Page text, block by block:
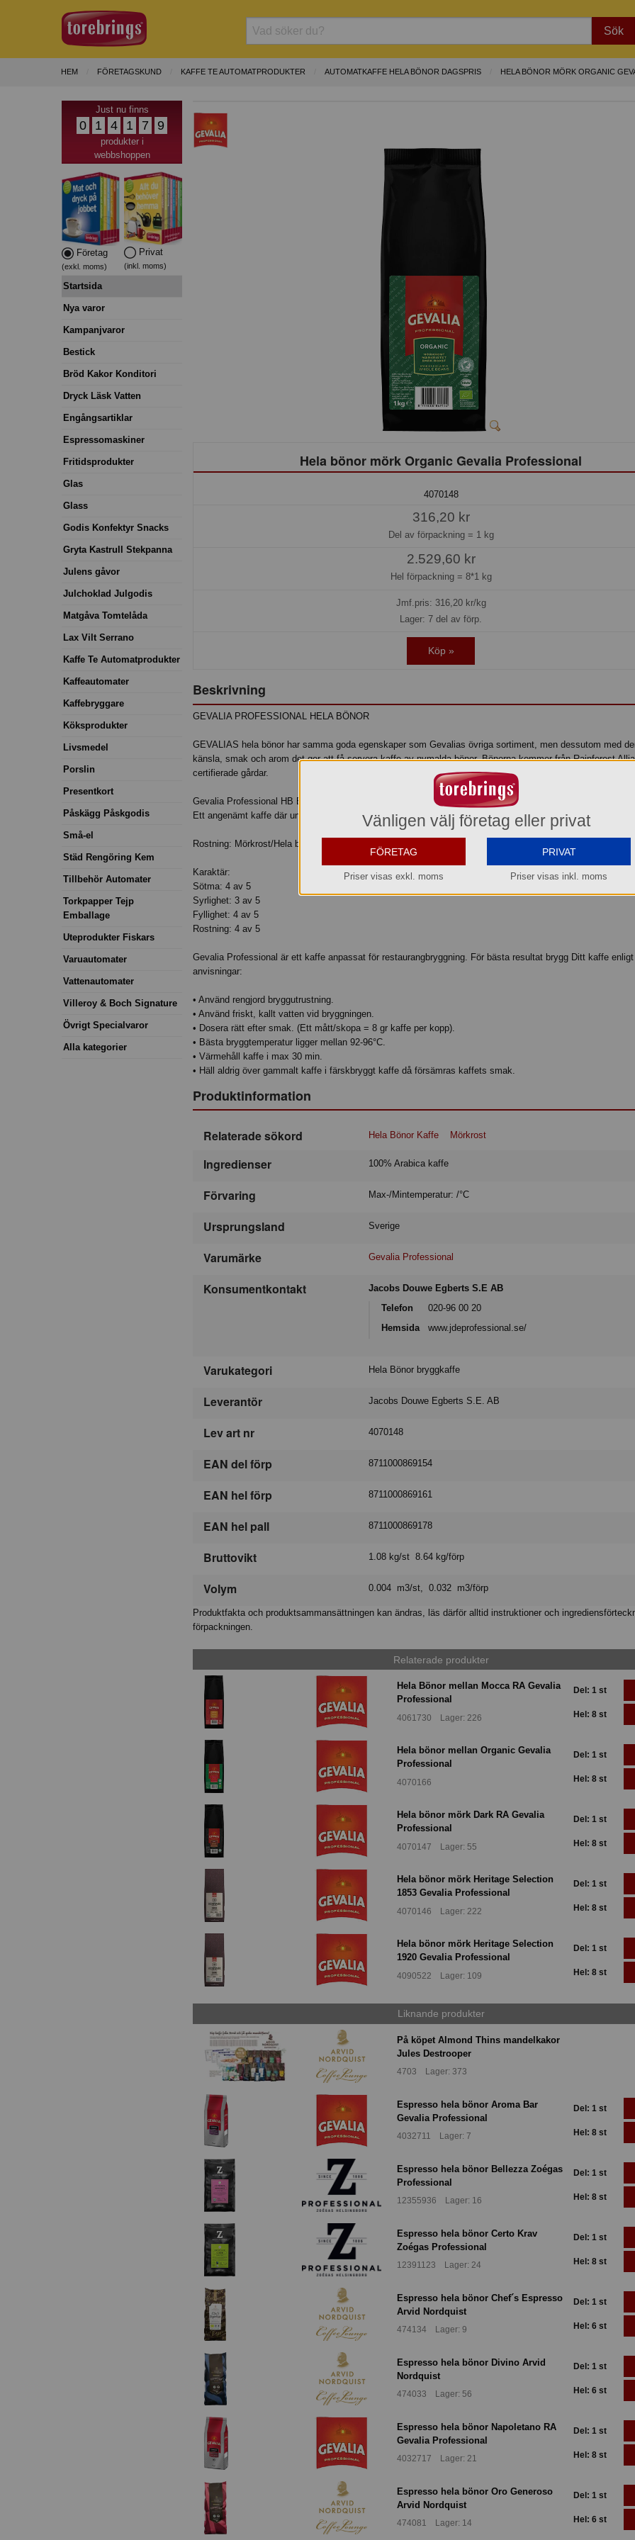
Sök
HEM FÖRETAGSKUND KAFFE TE AUTOMATPRODUKTER AUTOMATKAFFE HELA BÖNOR DAGSPRIS HELA BÖNOR MÖRK ORGANIC
Just nu finns
0 1 4 1 7 9
produkter i
webbshoppen
Företag
(exkl. moms)
Privat
(inkl. moms)
Startsida
Nya varor
Kampanjvaror
Bestick
Bröd Kakor Konditori
Dryck Läsk Vatten
Engångsartiklar
Espressomaskiner
Fritidsprodukter
Glas
Glass
Godis Konfektyr Snacks
Gryta Kastrull Stekpanna
Julens gåvor
Julchoklad Julgodis
Matgåva Tomtelåda
Lax Vilt Serrano
Kaffe Te Automatprodukter
Kaffeautomater
Kaffebryggare
Köksprodukter
Livsmedel
Porslin
Presentkort
Påskägg Påskgodis
Små-el
Städ Rengöring Kem
Tillbehör Automater
Torkpapper Tejp
Emballage
Uteprodukter Fiskars
Varuautomater
Vattenautomater
Villeroy & Boch Signature
Övrigt Specialvaror
Alla kategorier
Hela bönor mörk Organic Gevalia Professional
4070148
316,20 kr
Del av förpackning = 1 kg
2.529,60 kr
Hel förpackning = 8*1 kg
Jmf.pris: 316,20kr/kg
Lager: 7 del av förp.
Köp »
Beskrivning
GEVALIA PROFESSIONAL HELA BÖNOR
GEVALIAS hela bönor har samma goda egenskaper som Gevalias övriga sortiment, men dessutom med
känsla, smak och arom det ger att få servera kaffe av nymalda bönor. Bönorna kommer från Rainforest
certifierade gårdar.
Gevalia Professional HB Ecologico Mörkrost/Hela bönor
Ett angenämt kaffe där under toner av mörk choklad, kanel och kardemumma möts.
Rostning: Mörkrost/Hela bönor.
Karaktär:
Sötma: 4 av 5
Syrlighet: 3 av 5
Fyllighet: 4 av 5
Rostning: 4 av 5
Gevalia Professional är ett kaffe anpassat för restaurangbryggning. För bästa resultat brygg Ditt kaffe enligt
anvisningar:
• Använd rengjord bryggutrustning.
• Använd friskt, kallt vatten vid bryggningen.
• Dosera rätt efter smak. (Ett mått/skopa = 8 gr kaffe per kopp).
• Bästa bryggtemperatur ligger mellan 92-96°C.
• Värmehåll kaffe i max 30 min.
• Häll aldrig över gammalt kaffe i färskbryggt kaffe då försämras kaffets smak.
Produktinformation
Relaterade sökord Hela Bönor Kaffe Mörkrost
Ingredienser 100% Arabica kaffe
Förvaring Max-/Mintemperatur: /°C
Ursprungsland Sverige
Varumärke Gevalia Professional
Konsumentkontakt
Jacobs Douwe Egberts S.E AB
Telefon
020-96 00 20
Hemsida
www.jdeprofessional.se/
Varukategori Hela Bönor bryggkaffe
Leverantör Jacobs Douwe Egberts S.E. AB
Lev art nr 4070148
EAN del förp 8711000869154
EAN hel förp 8711000869161
EAN hel pall 8711000869178
Bruttovikt 1.08 kg/st 8.64 kg/förp
Volym 0.004 m3/st, 0.032 m3/förp
Produktfakta och produktsammansättningen kan ändras, läs därför alltid instruktioner och
förpackningen.
Relaterade produkter
Hela Bönor mellan Mocca RA Gevalia
Professional
4061730 Lager: 226
Del: 1 st
Hel: 8 st
Hela bönor mellan Organic Gevalia
Professional
4070166
Del: 1 st
Hel: 8 st
Hela bönor mörk Dark RA Gevalia
Professional
4070147 Lager: 55
Del: 1 st
Hel: 8 st
Hela bönor mörk Heritage Selection
1853 Gevalia Professional
4070146 Lager: 222
Del: 1 st
Hel: 8 st
Hela bönor mörk Heritage Selection
1920 Gevalia Professional
4090522 Lager: 109
Del: 1 st
Hel: 8 st
Liknande produkter
På köpet Almond Thins mandelkakor
Jules Destrooper
4703 Lager: 373
Espresso hela bönor Aroma Bar
Gevalia Professional
4032711 Lager: 7
Del: 1 st
Hel: 8 st
Espresso hela bönor Bellezza Zoégas
Professional
12355936 Lager: 16
Del: 1 st
Hel: 8 st
Espresso hela bönor Certo Krav
Zoégas Professional
12391123 Lager: 24
Del: 1 st
Hel: 8 st
Espresso hela bönor Chef´s Espresso
Arvid Nordquist
474134 Lager: 9
Del: 1 st
Hel: 6 st
Espresso hela bönor Divino Arvid
Nordquist
474033 Lager: 56
Del: 1 st
Hel: 6 st
Espresso hela bönor Napoletano RA
Gevalia Professional
4032717 Lager: 21
Del: 1 st
Hel: 8 st
Espresso hela bönor Oro Generoso
Arvid Nordquist
474081 Lager: 14
Del: 1 st
Hel: 6 st
Vänligen välj företag eller privat
FÖRETAG
Priser visas exkl. moms
PRIVAT
Priser visas inkl. moms